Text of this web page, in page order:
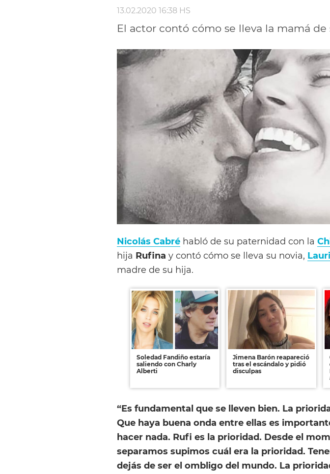
13.02.2020 16:38 HS
El actor contó cómo se lleva la mamá
Nicolás Cabré habló de su paternidad con la
hija Rufina y contó cómo se lleva su novia,
madre de su hija.
Soledad Fandiño estaría
saliendo con Charly
Alberti
Jimena Barón reapareció
tras el escándalo y pidió
disculpas
“Es fundamental que se lleven bien. La
Que haya buena onda entre ellas es
hacer nada. Rufi es la prioridad. Desde el
separamos supimos cuál era la prioridad.
dejás de ser el ombligo del mundo. La